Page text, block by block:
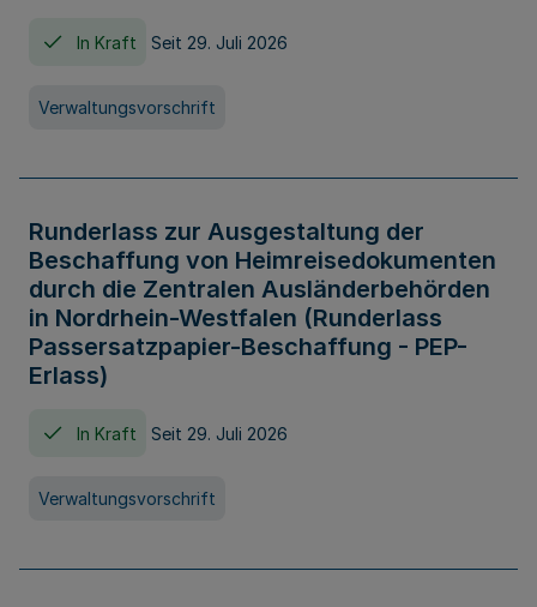
In Kraft Seit 29. Juli 2026
Verwaltungsvorschrift
Runderlass zur Ausgestaltung der
Beschaffung von Heimreisedokumenten
durch die Zentralen Ausländerbehörden
in Nordrhein-Westfalen (Runderlass
Passersatzpapier-Beschaffung - PEP-
Erlass)
In Kraft Seit 29. Juli 2026
Verwaltungsvorschrift